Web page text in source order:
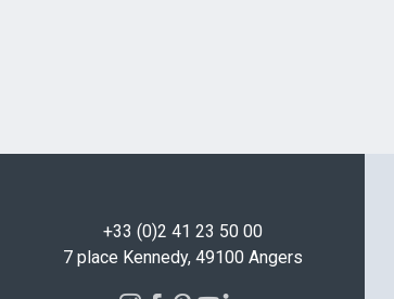
+33 (0)2 41 23 50 00
7 place Kennedy, 49100 Angers